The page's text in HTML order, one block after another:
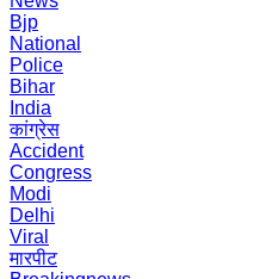
Bjp
National
Police
Bihar
India
कांग्रेस
Accident
Congress
Modi
Delhi
Viral
मारपीट